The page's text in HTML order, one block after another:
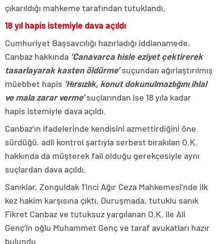
çıkarıldığı mahkeme tarafından tutuklandı.
18 yıl hapis istemiyle dava açıldı
Cumhuriyet Başsavcılığı hazırladığı iddianamede,
Canbaz hakkında ‘Canavarca hisle eziyet çektirerek
tasarlayarak kasten öldürme’suçundan ağırlaştırılmış
müebbet hapis ‘Hırsızlık, konut dokunulmazlığını ihlal
ve mala zarar verme’suçlarından ise 18 yıla kadar
hapis istemiyle dava açıldı.
Canbaz’ın ifadelerinde kendisini azmettirdiğini öne
sürdüğü, adli kontrol şartıyla serbest bırakılan O.K.
hakkında da müşterek fail olduğu gerekçesiyle aynı
suçlardan dava açıldı.
Sanıklar, Zonguldak 1’inci Ağır Ceza Mahkemesi’nde ilk
kez hakim karşısına çıktı. Duruşmada, tutuklu sanık
Fikret Canbaz ve tutuksuz yargılanan O.K. ile Ali
Genç’in oğlu Muhammet Genç ve taraf avukatları hazır
bulundu.